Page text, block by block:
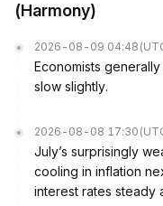
(Harmony)
2026-08-09 04:48
Economists
slow slightly.
2026-08-08 17:30
July’s surprisingly
cooling in inflation
interest rates steady